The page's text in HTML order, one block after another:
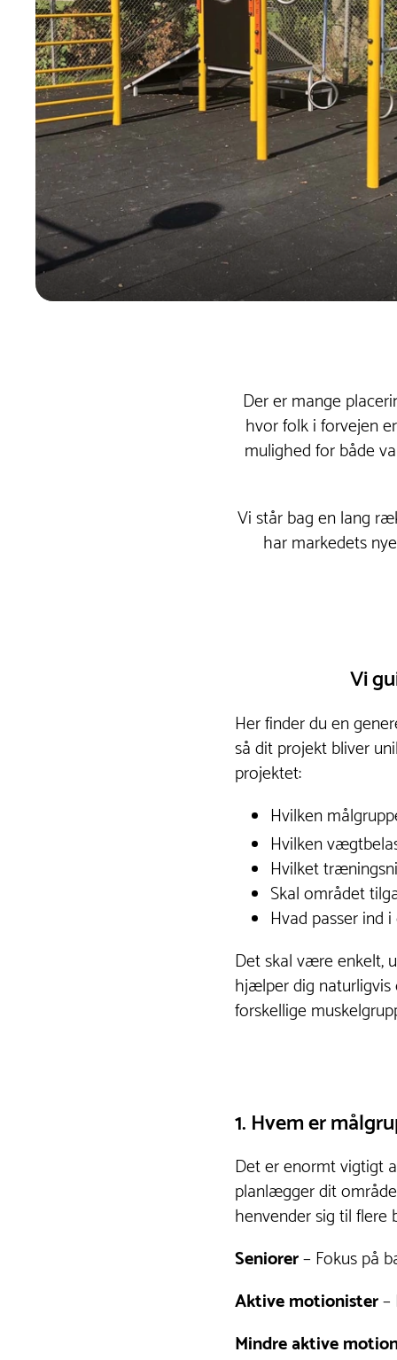
Der er mange
hvor folk i forvejen
mulighed for både
Vi står bag en lang
har markedets
Vi
Her finder du en
så dit projekt bliver
projektet:
Hvilken
Hvilken
Hvilket
Skal området
Hvad passer ind
Det skal være enkelt,
hjælper dig naturligvis
forskellige
1. Hvem er
Det er enormt vigtigt
planlægger dit
henvender sig til flere
Seniorer– Fokus på
Aktive motionister–
Mindre aktive